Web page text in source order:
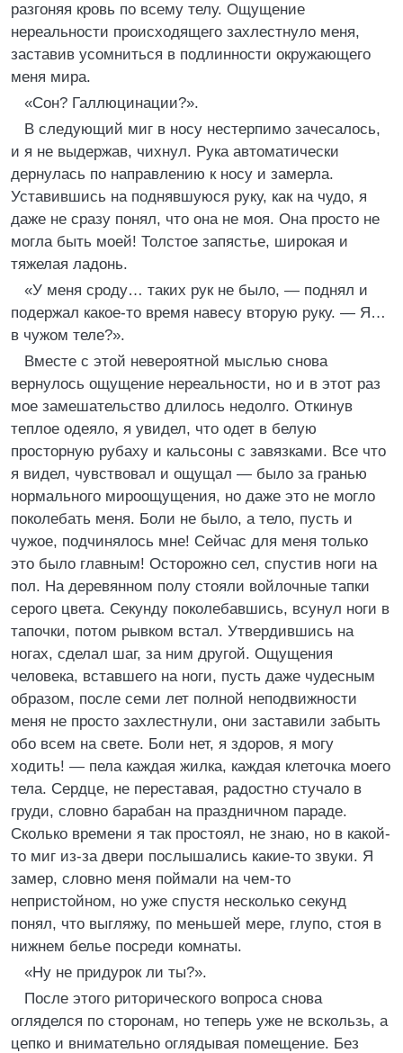
разгоняя кровь по всему телу. Ощущение
нереальности происходящего захлестнуло меня,
заставив усомниться в подлинности окружающего
меня мира.
«Сон? Галлюцинации?».
В следующий миг в носу нестерпимо зачесалось,
и я не выдержав, чихнул. Рука автоматически
дернулась по направлению к носу и замерла.
Уставившись на поднявшуюся руку, как на чудо, я
даже не сразу понял, что она не моя. Она просто не
могла быть моей! Толстое запястье, широкая и
тяжелая ладонь.
«У меня сроду… таких рук не было, — поднял и
подержал какое-то время навесу вторую руку. — Я…
в чужом теле?».
Вместе с этой невероятной мыслью снова
вернулось ощущение нереальности, но и в этот раз
мое замешательство длилось недолго. Откинув
теплое одеяло, я увидел, что одет в белую
просторную рубаху и кальсоны с завязками. Все что
я видел, чувствовал и ощущал — было за гранью
нормального мироощущения, но даже это не могло
поколебать меня. Боли не было, а тело, пусть и
чужое, подчинялось мне! Сейчас для меня только
это было главным! Осторожно сел, спустив ноги на
пол. На деревянном полу стояли войлочные тапки
серого цвета. Секунду поколебавшись, всунул ноги в
тапочки, потом рывком встал. Утвердившись на
ногах, сделал шаг, за ним другой. Ощущения
человека, вставшего на ноги, пусть даже чудесным
образом, после семи лет полной неподвижности
меня не просто захлестнули, они заставили забыть
обо всем на свете. Боли нет, я здоров, я могу
ходить! — пела каждая жилка, каждая клеточка моего
тела. Сердце, не переставая, радостно стучало в
груди, словно барабан на праздничном параде.
Сколько времени я так простоял, не знаю, но в какой-
то миг из-за двери послышались какие-то звуки. Я
замер, словно меня поймали на чем-то
непристойном, но уже спустя несколько секунд
понял, что выгляжу, по меньшей мере, глупо, стоя в
нижнем белье посреди комнаты.
«Ну не придурок ли ты?».
После этого риторического вопроса снова
огляделся по сторонам, но теперь уже не вскользь, а
цепко и внимательно оглядывая помещение. Без